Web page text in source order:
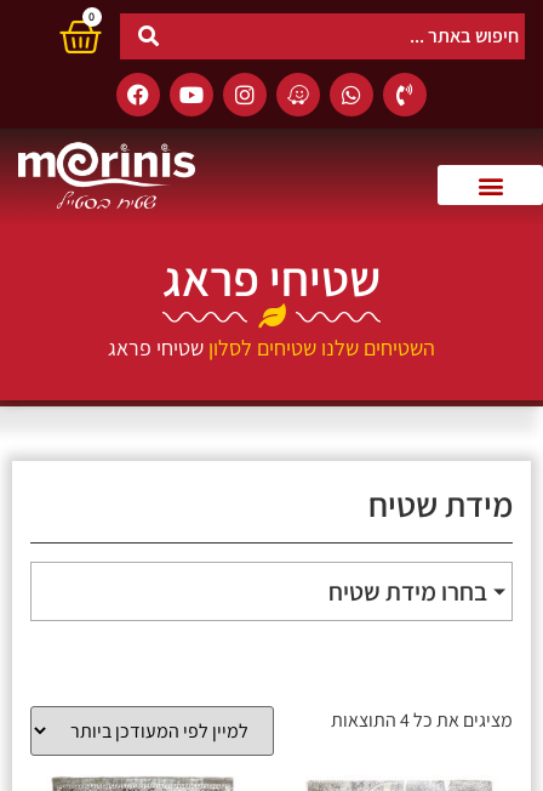
0
שטיחי פראג
השטיחים שלנו שטיחים לסלון שטיחי פראג
מידת שטיח
בחרו מידת שטיח
מציגים את כל ⁦4⁩ התוצאות